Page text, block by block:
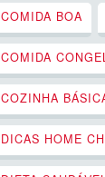
COMIDA BOA
COMIDA
COZINHA
DICAS HOME